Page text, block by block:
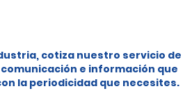
cotiza nuestro servicio de
e información que
la periodicidad que necesites.